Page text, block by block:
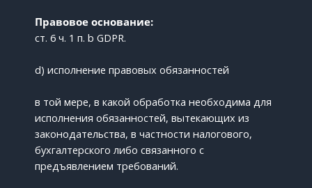
Правовое основание:
ст. 6 ч. 1 п. b GDPR.
d) исполнение правовых обязанностей
в той мере, в какой обработка необходима для
исполнения обязанностей, вытекающих из
законодательства, в частности налогового,
бухгалтерского либо связанного с
предъявлением требований.